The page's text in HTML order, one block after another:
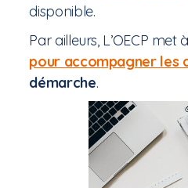
disponible.
Par ailleurs, L’OECP met
pour accompagner les
démarche.